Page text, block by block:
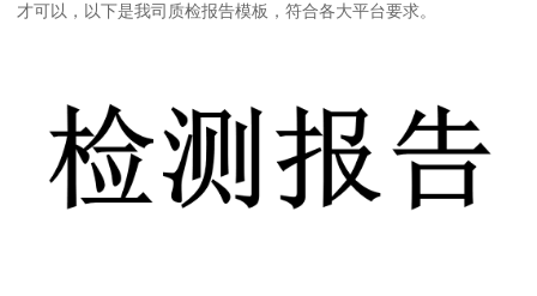
才可以，以下是我司质检报告模板，符合各大平台要求。